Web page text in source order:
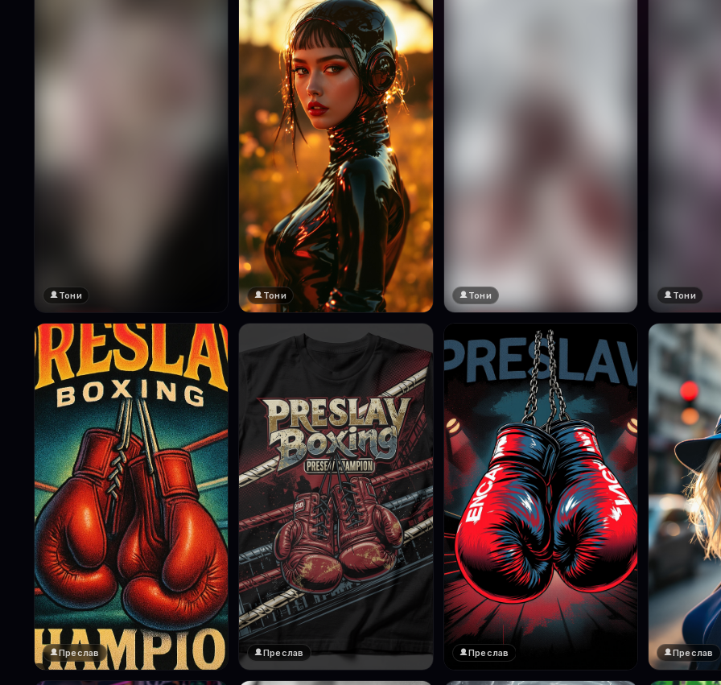
🔞 18+
Натисни за преглед
Тони Тони
🔞 18+
Натисни за преглед
Тони
🔞 18+
Натисни за
Тони
❤️
Преслав Преслав Преслав Преслав